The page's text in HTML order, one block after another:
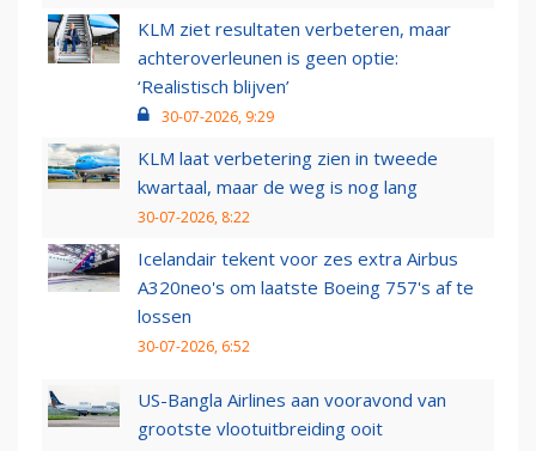
KLM ziet resultaten verbeteren, maar
achteroverleunen is geen optie:
‘Realistisch blijven’
30-07-2026, 9:29
KLM laat verbetering zien in tweede
kwartaal, maar de weg is nog lang
30-07-2026, 8:22
Icelandair tekent voor zes extra Airbus
A320neo's om laatste Boeing 757's af te
lossen
30-07-2026, 6:52
US-Bangla Airlines aan vooravond van
grootste vlootuitbreiding ooit